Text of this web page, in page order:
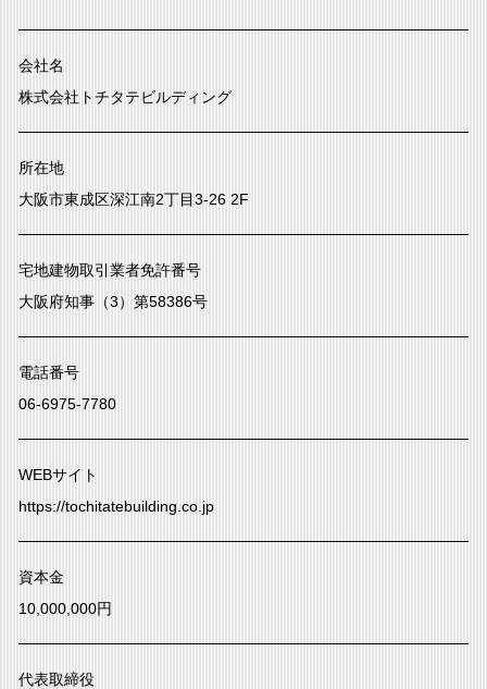
会社名
株式会社トチタテビルディング
所在地
大阪市東成区深江南2丁目3-26 2F
宅地建物取引業者免許番号
大阪府知事（3）第58386号
電話番号
06-6975-7780
WEBサイト
https://tochitatebuilding.co.jp
資本金
10,000,000円
代表取締役